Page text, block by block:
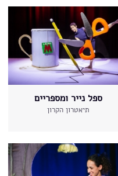
ספל נייר ומספריים
תיאטרון הקרון